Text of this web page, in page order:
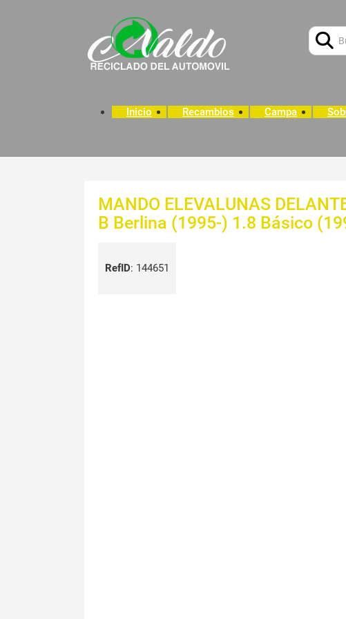
Inicio Recambios Campa
MANDO ELEVALUNAS
B Berlina (1995-) 1.8 Básico
RefID: 144651